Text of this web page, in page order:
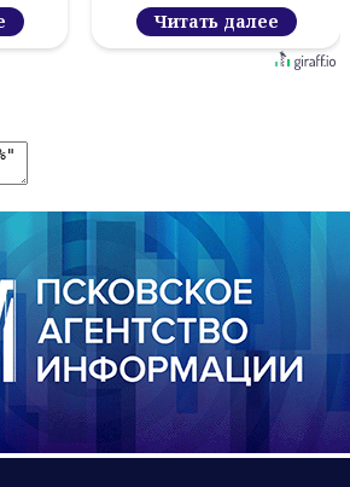
Читать далее